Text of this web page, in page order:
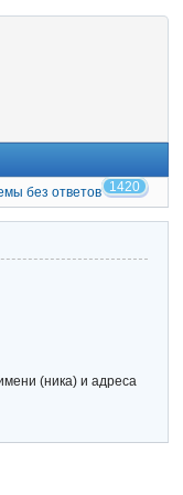
без ответов 1420
(ника) и адреса